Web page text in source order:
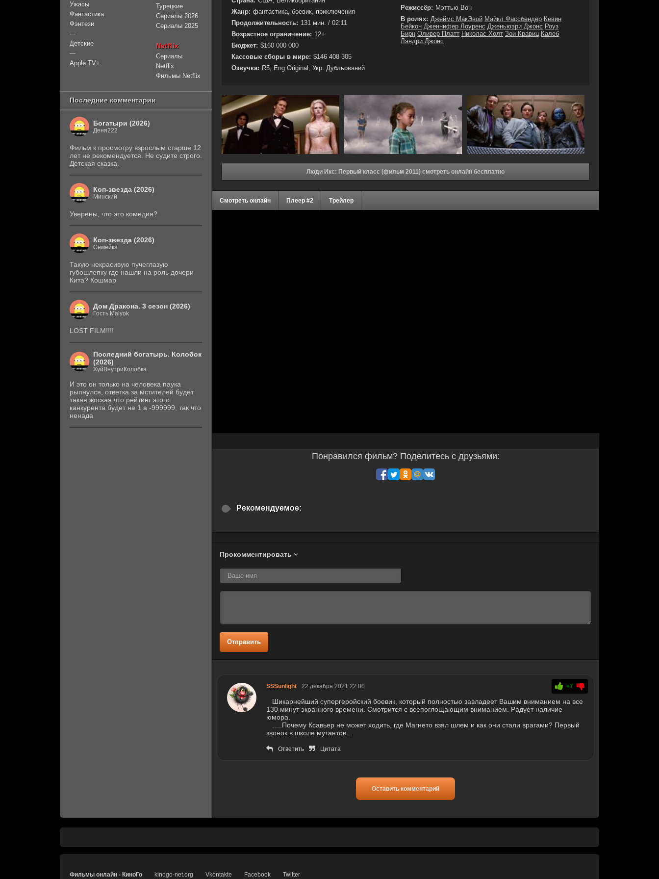
Жанр: фантастика, боевик, приключения
Продолжительность: 131 мин. / 02:11
Возрастное ограничение: 12+
Бюджет: $160 000 000
Кассовые сборы в мире: $146 408 305
Озвучка: R5, Eng.Original, Укр. Дубльований
Режиссёр: Мэттью Вон
В ролях: Джеймс МакЭвой Майкл Фассбендер Кевин
Бейкон Дженнифер Лоуренс Дженьюэри Джонс Роуз
Бирн Оливер Платт Николас Холт Зои Кравиц Калеб
Лэндри Джонс
Люди Икс: Первый класс (фильм 2011) смотреть онлайн бесплатно
Смотреть онлайн Плеер #2 Трейлер
Понравился фильм? Поделитесь с друзьями:
Рекомендуемое:
Прокомментировать
Отправить
SSSunlight 22 декабря 2021 22:00 +7
Шикарнейший супергеройский боевик, который полностью завладеет Вашим вниманием на все
130 минут экранного времени. Смотрится с всепоглощающим вниманием. Радует наличие
юмора.
.....Почему Ксавьер не может ходить, где Магнето взял шлем и как они стали врагами? Первый
звонок в школе мутантов...
Ответить Цитата
Оставить комментарий
Ужасы
Фантастика
Фэнтези
—
Детские
—
Apple TV+
Турецкие
Сериалы 2026
Сериалы 2025
Netflix
Сериалы
Netflix
Фильмы Netflix
Последние комментарии
Богатыри (2026)
Деня222
Фильм к просмотру взрослым старше 12
лет не рекомендуется. Не судите строго.
Детская сказка.
Коп-звезда (2026)
Минский
Уверены, что это комедия?
Коп-звезда (2026)
Семейка
Такую некрасивую пучеглазую
губошлепку где нашли на роль дочери
Кита? Кошмар
Дом Дракона. 3 сезон (2026)
Гость Malyok
LOST FILM!!!!
Последний богатырь. Колобок
(2026)
ХуйВнутриКолобка
И это он только на человека паука
рыпнулся, ответка за мстителей будет
такая жоская что рейтинг этого
канкурента будет не 1 а -999999, так что
ненада
Фильмы онлайн - КиноГо kinogo-net.org Vkontakte Facebook Twitter